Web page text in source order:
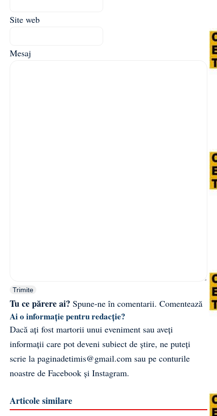
Site web
Mesaj
Trimite
Tu ce părere ai? Spune-ne în comentarii. Comentează
Ai o informație pentru redacție?
Dacă ați fost martorii unui eveniment sau aveți
informații care pot deveni subiect de știre, ne puteți
scrie la paginadetimis@gmail.com sau pe conturile
noastre de Facebook și Instagram.
Articole similare